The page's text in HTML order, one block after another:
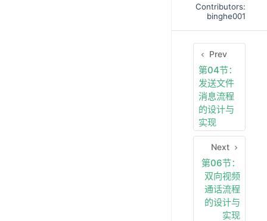
Contributors:
binghe001
Prev
第04节：
发送文件
消息流程
的设计与
实现
Next
第06节：
双向视频
通话流程
的设计与
实现